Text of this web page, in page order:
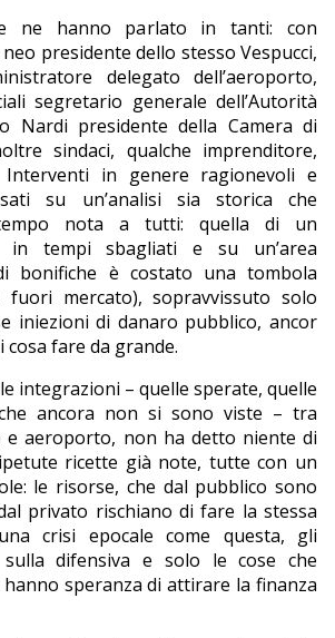
ne hanno parlato in tanti: con
presidente dello stesso Vespucci,
delegato dell’aeroporto,
segretario generale dell’Autorità
Nardi presidente della Camera di
sindaci, qualche imprenditore,
Interventi in genere ragionevoli e
su un’analisi sia storica che
nota a tutti: quella di un
in tempi sbagliati e su un’area
bonifiche è costato una tombola
mercato), sopravvissuto solo
iniezioni di danaro pubblico, ancor
cosa fare da grande.
integrazioni – quelle sperate, quelle
ancora non si sono viste – tra
aeroporto, non ha detto niente di
ricette già note, tutte con un
le risorse, che dal pubblico sono
privato rischiano di fare la stessa
crisi epocale come questa, gli
difensiva e solo le cose che
speranza di attirare la finanza